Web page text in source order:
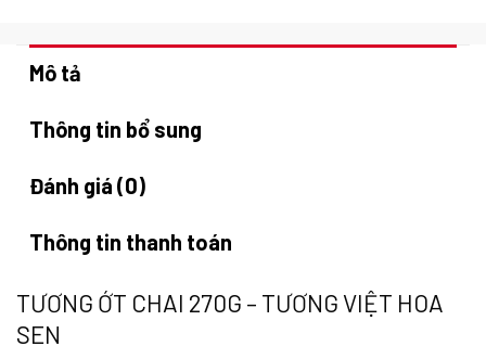
Mô tả
Thông tin bổ sung
Đánh giá (0)
Thông tin thanh toán
TƯƠNG ỚT CHAI 270G – TƯƠNG VIỆT HOA
SEN